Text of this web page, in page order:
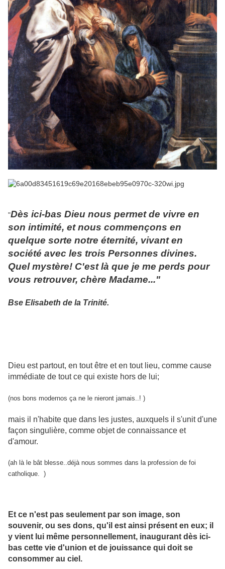
"Dès ici-bas Dieu nous permet de vivre en
son intimité, et nous commençons en
quelque sorte notre éternité, vivant en
société avec les trois Personnes divines.
Quel mystère! C'est là que je me perds pour
vous retrouver, chère Madame..."
Bse Elisabeth de la Trinité.
Dieu est partout, en tout être et en tout lieu, comme cause
immédiate de tout ce qui existe hors de lui;
(nos bons modernos ça ne le nieront jamais..! )
mais il n'habite que dans les justes, auxquels il s'unit d'une
façon singulière, comme objet de connaissance et
d'amour.
(ah là le bât blesse..déjà nous sommes dans la profession de foi
catholique. )
Et ce n'est pas seulement par son image, son
souvenir, ou ses dons, qu'il est ainsi présent en eux; il
y vient lui même personnellement, inaugurant dès ici-
bas cette vie d'union et de jouissance qui doit se
consommer au ciel.